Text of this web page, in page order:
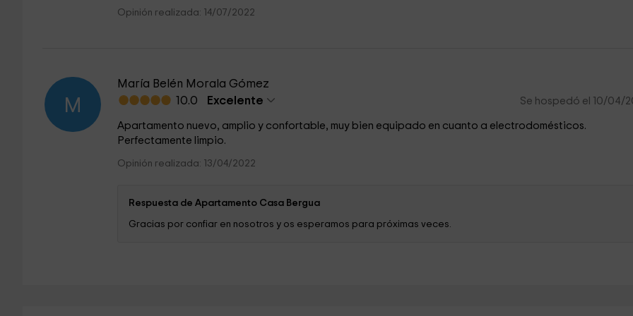
Opinión realizada: 14/07/2022
M
María Belén Morala Gómez
Se hospedó el 10/04/
10.0 Excelente
Apartamento nuevo, amplio y confortable, muy bien equipado en cuanto a electrodomésticos.
Perfectamente limpio.
Opinión realizada: 13/04/2022
Respuesta de Apartamento Casa Bergua
Gracias por confiar en nosotros y os esperamos para próximas veces.